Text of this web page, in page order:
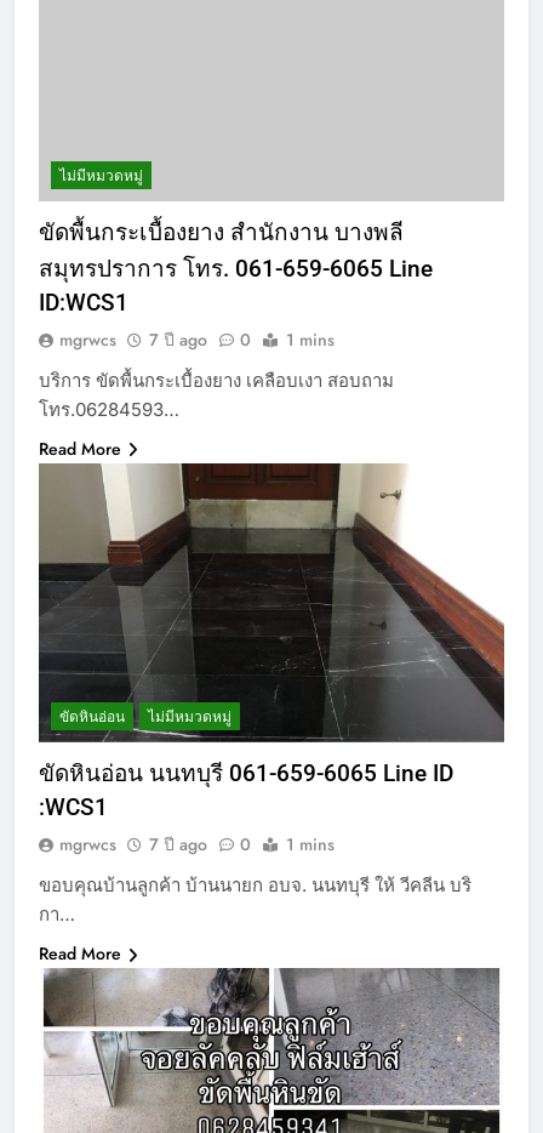
ไม่มีหมวดหมู่
ขัดพื้นกระเบื้องยาง สำนักงาน บางพลี
สมุทรปราการ โทร. 061-659-6065 Line
ID:WCS1
mgrwcs 7 ปี ago 0 1 mins
บริการ ขัดพื้นกระเบื้องยาง เคลือบเงา สอบถาม
โทร.06284593…
Read More
ขัดหินอ่อน ไม่มีหมวดหมู่
ขัดหินอ่อน นนทบุรี 061-659-6065 Line ID
:WCS1
mgrwcs 7 ปี ago 0 1 mins
ขอบคุณบ้านลูกค้า บ้านนายก อบจ. นนทบุรี ให้ วีคลีน บริ
กา…
Read More